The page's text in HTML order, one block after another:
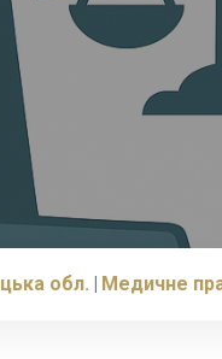
обл. Медичне